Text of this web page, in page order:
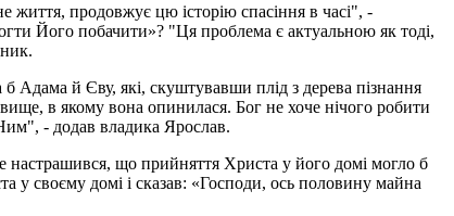
життя, продовжує цю історію спасіння в часі", -
Його побачити»? "Ця проблема є актуальною як тоді,
Адама й Єву, які, скуштувавши плід з дерева пізнання
в якому вона опинилася. Бог не хоче нічого робити
- додав владика Ярослав.
настрашився, що прийняття Христа у його домі могло б
у своєму домі і сказав: «Господи, ось половину майна